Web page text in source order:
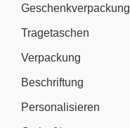
Geschenkverpackung
Tragetaschen
Verpackung
Beschriftung
Personalisieren